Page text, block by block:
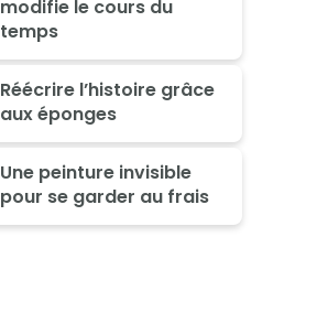
modifie le cours du
temps
Réécrire l’histoire grâce
aux éponges
Une peinture invisible
pour se garder au frais